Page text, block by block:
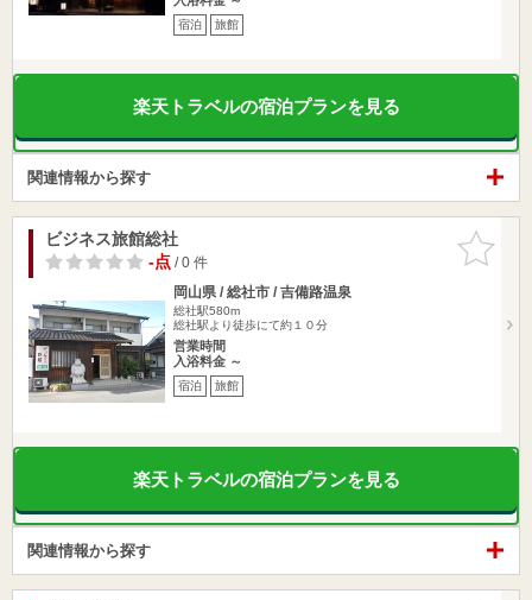
宿泊 旅館
楽天トラベルの宿泊プランを見る
関連情報から探す
お気に入
りに追加
ビジネス旅館総社
-点/ 0 件
岡山県 / 総社市 / 吉備路温泉
総社駅580m
総社駅より徒歩にて約１０分
営業時間
入浴料金 ～
宿泊 旅館
楽天トラベルの宿泊プランを見る
関連情報から探す